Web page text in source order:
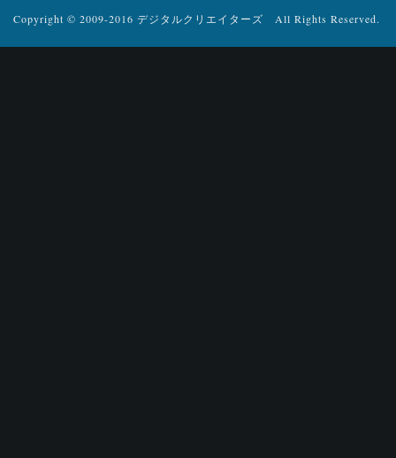
Copyright © 2009-2016 デジタルクリエイターズ All Rights Reserved.